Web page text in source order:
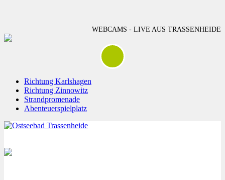
WEBCAMS - LIVE AUS TRASSENHEIDE
Richtung Karlshagen
Richtung Zinnowitz
Strandpromenade
Abenteuerspielplatz